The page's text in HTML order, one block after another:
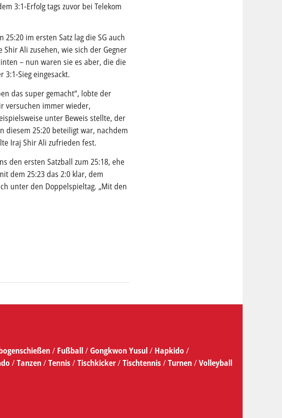
3:1-Erfolg tags zuvor bei Telekom
im ersten Satz lag die SG auch
Ali zusehen, wie sich der Gegner
– nun waren sie es aber, die die
Sieg eingesackt.
das super gemacht“, lobte der
versuchen immer wieder,
unter Beweis stellte, der
diesem 25:20 beteiligt war, nachdem
Iraj Shir Ali zufrieden fest.
den ersten Satzball zum 25:18, ehe
dem 25:23 das 2:0 klar, dem
unter den Doppelspieltag. „Mit den
/ Fußball/Gongkwon Yusul/ Hapkido/
/Tanzen/Tennis/Tischkicker/Tischtennis/Turnen/Volleyball